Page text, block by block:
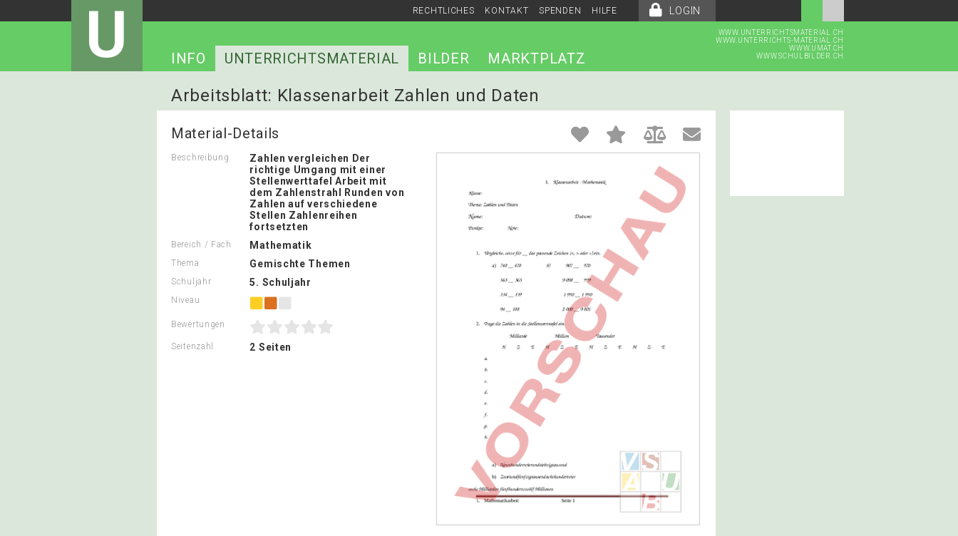
LOGIN
RECHTLICHES KONTAKT SPENDEN HILFE
U
WWW.UNTERRICHTSMATERIAL.CH
WWW.UNTERRICHTS-MATERIAL.CH
WWW.UMAT.CH
WWW.SCHULBILDER.CH
INFO UNTERRICHTSMATERIAL BILDER MARKTPLATZ
Arbeitsblatt: Klassenarbeit Zahlen und Daten
Material-Details
Beschreibung
Zahlen vergleichen Der
richtige Umgang mit einer
Stellenwerttafel Arbeit mit
dem Zahlenstrahl Runden von
Zahlen auf verschiedene
Stellen Zahlenreihen
fortsetzten
Bereich / Fach Mathematik
Thema Gemischte Themen
Schuljahr 5. Schuljahr
Niveau
Bewertungen
Seitenzahl 2 Seiten